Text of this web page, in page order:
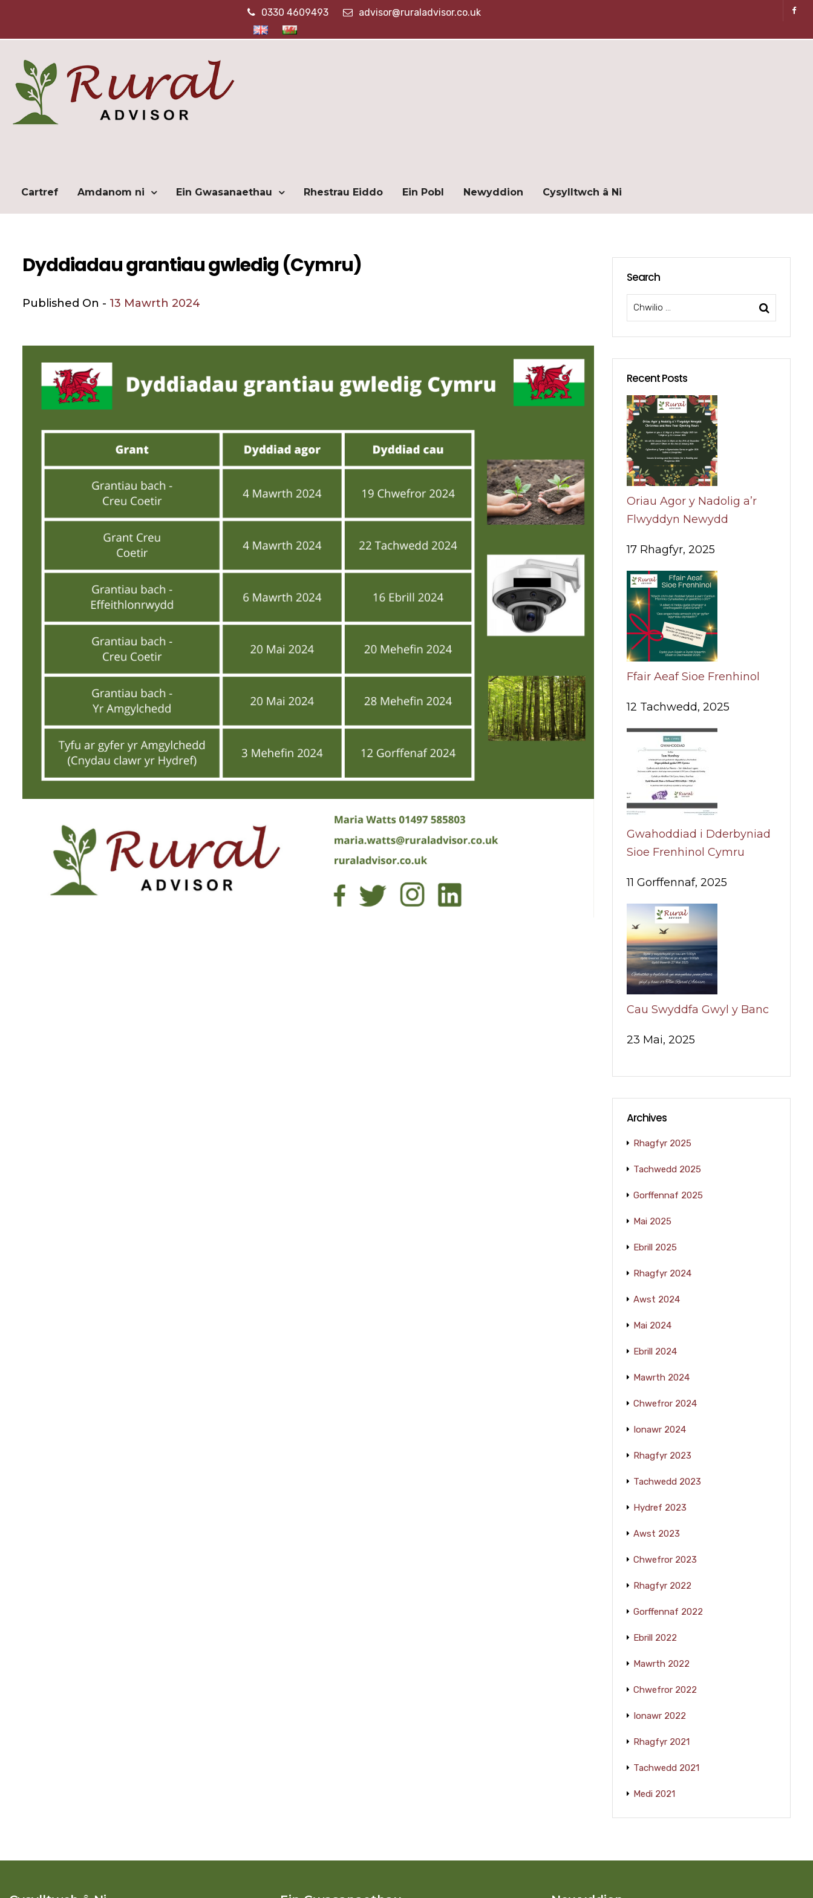
0330 4609493 advisor@ruraladvisor.co.uk
Cartref Amdanom ni Ein Gwasanaethau Rhestrau Eiddo Ein Pobl Newyddion Cysylltwch â Ni
Dyddiadau grantiau gwledig (Cymru)
Published On - 13 Mawrth 2024
Search
Recent Posts
Oriau Agor y Nadolig a’r
Flwyddyn Newydd
17 Rhagfyr, 2025
Ffair Aeaf Sioe Frenhinol
12 Tachwedd, 2025
Gwahoddiad i Dderbyniad
Sioe Frenhinol Cymru
11 Gorffennaf, 2025
Cau Swyddfa Gwyl y Banc
23 Mai, 2025
Archives
Rhagfyr 2025
Tachwedd 2025
Gorffennaf 2025
Mai 2025
Ebrill 2025
Rhagfyr 2024
Awst 2024
Mai 2024
Ebrill 2024
Mawrth 2024
Chwefror 2024
Ionawr 2024
Rhagfyr 2023
Tachwedd 2023
Hydref 2023
Awst 2023
Chwefror 2023
Rhagfyr 2022
Gorffennaf 2022
Ebrill 2022
Mawrth 2022
Chwefror 2022
Ionawr 2022
Rhagfyr 2021
Tachwedd 2021
Medi 2021